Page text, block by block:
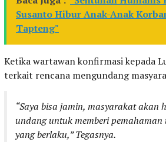
Susanto Hibur Anak-Anak
Tapteng"
Ketika wartawan konfirmasi kepada
terkait rencana mengundang
“Saya bisa jamin, masyarakat akan
undang untuk memberi
yang berlaku,” Tegasnya.